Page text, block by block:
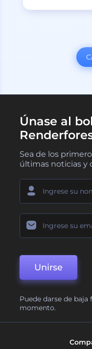
Únase al
Sea de los
últimas noticias y
Unirse
Puede darse de
momento.